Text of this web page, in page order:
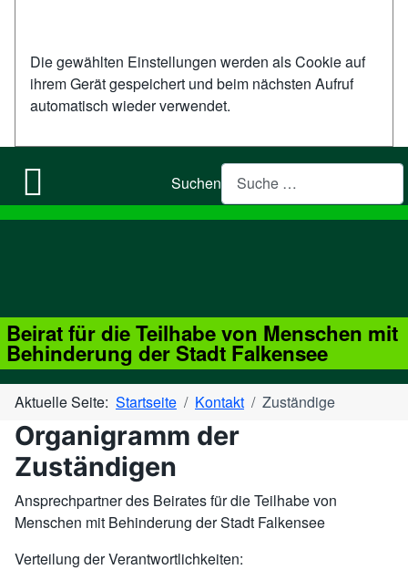
Die gewählten Einstellungen werden als Cookie auf
ihrem Gerät gespeichert und beim nächsten Aufruf
automatisch wieder verwendet.
Suchen
Beirat für die Teilhabe von Menschen mit
Behinderung der Stadt Falkensee
Aktuelle Seite: Startseite Kontakt Zuständige
Organigramm der
Zuständigen
Ansprechpartner des Beirates für die Teilhabe von
Menschen mit Behinderung der Stadt Falkensee
Verteilung der Verantwortlichkeiten: